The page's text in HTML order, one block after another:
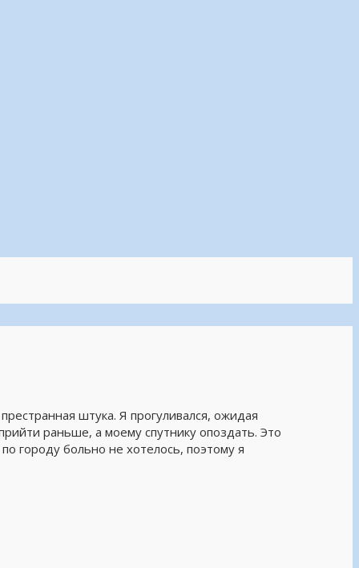
штука. Я прогуливался, ожидая
раньше, а моему спутнику опоздать. Это
городу больно не хотелось, поэтому я